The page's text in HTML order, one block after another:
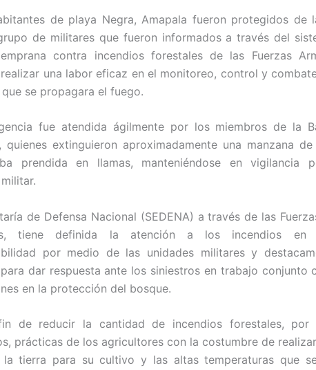
de playa Negra, Amapala fueron protegidos de
de militares que fueron informados a través del
contra incendios forestales de las Fuerzas
una labor eficaz en el monitoreo, control y
se propagara el fuego.
fue atendida ágilmente por los miembros de la
quienes extinguieron aproximadamente una manzana
prendida en llamas, manteniéndose en vigilancia
de Defensa Nacional (SEDENA) a través de las
tiene definida la atención a los incendios en
por medio de las unidades militares y
dar respuesta ante los siniestros en trabajo conjunto
en la protección del bosque.
de reducir la cantidad de incendios forestales,
prácticas de los agricultores con la costumbre de
la tierra para su cultivo y las altas temperaturas que